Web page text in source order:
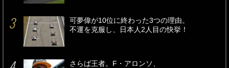
可夢偉が10位に終わった3つの理由。
不運を克服し、日本人2人目の快挙！
さらば王者。F・アロンソ、